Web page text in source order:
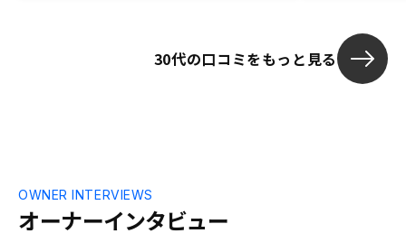
30代の口コミをもっと見る
オーナーインタビュー
OWNER INTERVIEWS